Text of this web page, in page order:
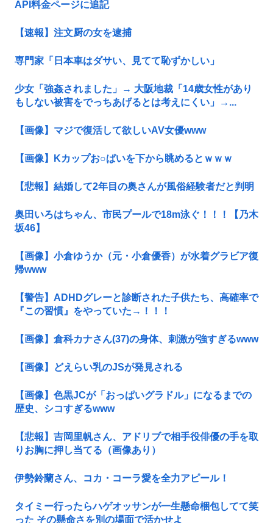
API料金ページに追記
【速報】注文厨の女を逮捕
専門家「日本車はダサい、見てて恥ずかしい」
少女「強姦されました」→ 大阪地裁「14歳女性があり
もしない被害をでっちあげるとは考えにくい」→...
【画像】マジで復活して欲しいAV女優www
【画像】Kカップお○ぱいを下から眺めるとｗｗｗ
【悲報】結婚して2年目の奥さんが風俗経験者だと判明
奥田いろはちゃん、市民プールで18m泳ぐ！！！【乃木
坂46】
【画像】小倉ゆうか（元・小倉優香）が水着グラビア復
帰www
【警告】ADHDグレーと診断された子供たち、高確率で
『この習慣』をやっていた→！！！
【画像】倉科カナさん(37)の身体、刺激が強すぎるwww
【画像】どえらい乳のJSが発見される
【画像】色黒JCが「おっぱいグラドル」になるまでの
歴史、シコすぎるwww
【悲報】吉岡里帆さん、アドリブで相手役俳優の手を取
りお胸に押し当てる（画像あり）
伊勢鈴蘭さん、コカ・コーラ愛を全力アピール！
タイミー行ったらハゲオッサンが一生懸命梱包してて笑
った その懸命さを別の場面で活かせよ